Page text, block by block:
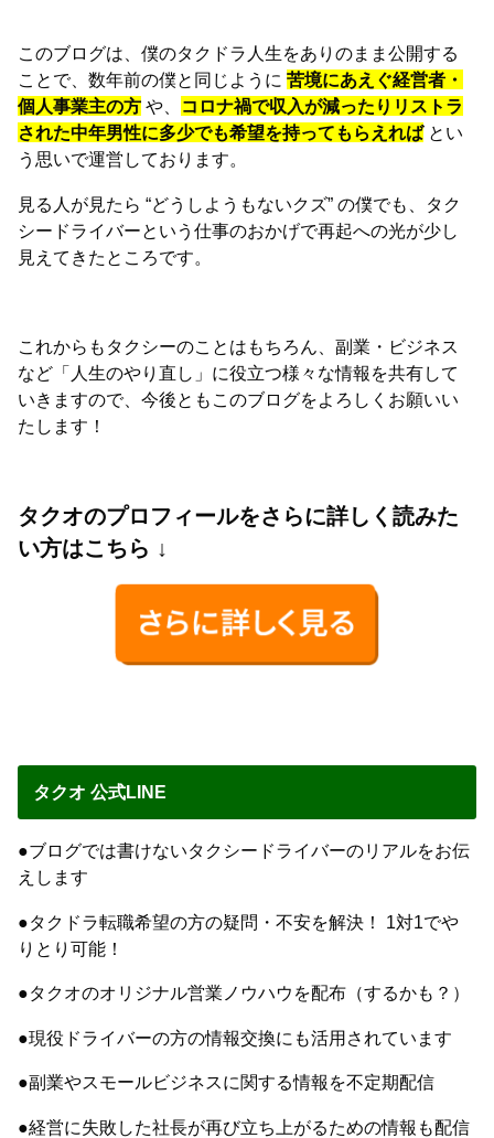
このブログは、僕のタクドラ人生をありのまま公開する
ことで、数年前の僕と同じように苦境にあえぐ経営者・
個人事業主の方 や、 コロナ禍で収入が減ったりリストラ
された中年男性に多少でも希望を持ってもらえればとい
う思いで運営しております。
見る人が見たら “どうしようもないクズ” の僕でも、タク
シードライバーという仕事のおかげで再起への光が少し
見えてきたところです。
これからもタクシーのことはもちろん、副業・ビジネス
など「人生のやり直し」に役立つ様々な情報を共有して
いきますので、今後ともこのブログをよろしくお願いい
たします！
タクオのプロフィールをさらに詳しく読みた
い方はこちら ↓
タクオ 公式LINE
●ブログでは書けないタクシードライバーのリアルをお伝
えします
●タクドラ転職希望の方の疑問・不安を解決！ 1対1でや
りとり可能！
●タクオのオリジナル営業ノウハウを配布（するかも？）
●現役ドライバーの方の情報交換にも活用されています
●副業やスモールビジネスに関する情報を不定期配信
●経営に失敗した社長が再び立ち上がるための情報も配信